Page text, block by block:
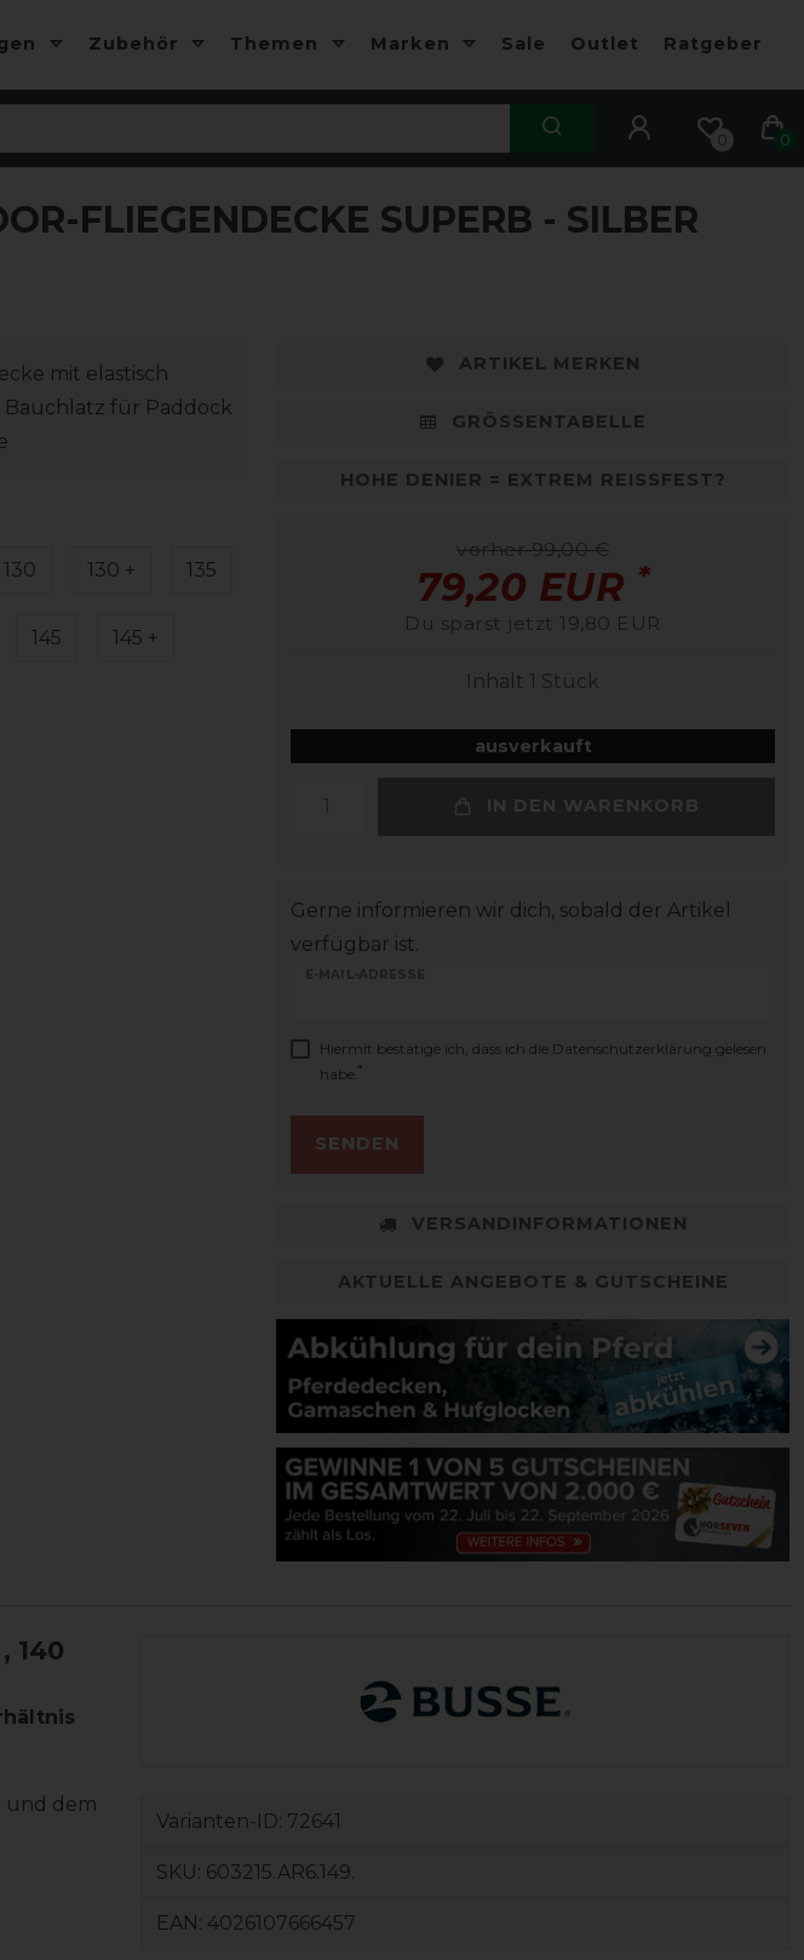
Zubehör Themen Marken Sale Outlet Ratgeber
0 0
FLIEGENDECKE SUPERB - SILBER
mit elastisch
für Paddock
130 130 + 135
145 145 +
ARTIKEL MERKEN
GRÖSSENTABELLE
HOHE DENIER = EXTREM REISSFEST?
vorher 99,00 €
79,20 EUR *
Du sparst jetzt 19,80 EUR
Inhalt 1 Stück
ausverkauft
IN DEN WARENKORB
Gerne informieren wir dich, sobald der Artikel
verfügbar ist.
E-MAIL-ADRESSE
Hiermit bestätige ich, dass ich die Daten­schutz­erklärung gelesen
habe. *
SENDEN
VERSANDINFORMATIONEN
AKTUELLE ANGEBOTE & GUTSCHEINE
, 140
und dem
Varianten-ID: 72641
SKU: 603215.AR6.149.
EAN: 4026107666457